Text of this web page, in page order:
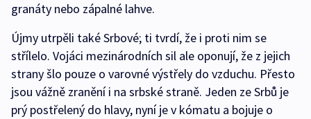
granáty nebo zápalné lahve.
Újmy utrpěli také Srbové; ti tvrdí, že i proti nim se
střílelo. Vojáci mezinárodních sil ale oponují, že z jejich
strany šlo pouze o varovné výstřely do vzduchu. Přesto
jsou vážně zranění i na srbské straně. Jeden ze Srbů je
prý postřelený do hlavy, nyní je v kómatu a bojuje o